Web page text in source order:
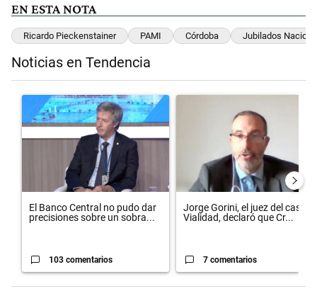
EN ESTA NOTA
Ricardo Pieckenstainer PAMI Córdoba Jubilados
Noticias en Tendencia
Un artículo de tendencia con el título "El Banco Central no pudo
El Banco Central no pudo dar
precisiones sobre un sobra...
103 comentarios
Un artículo de tendencia con el
Jorge Gorini, el juez del caso
Vialidad, declaró que Cr...
7 comentarios